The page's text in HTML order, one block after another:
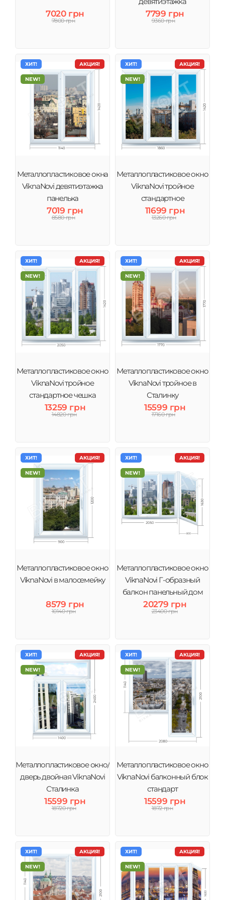
7020 грн
7800 грн
7799 грн
9360 грн
АКЦИЯ!
ХИТ!
NEW!
Металлопластиковое окна
ViknaNovi девятиэтажка
панелька
7019 грн
8580 грн
АКЦИЯ!
ХИТ!
NEW!
Металлопластиковое окно
ViknaNovi тройное
стандартное
11699 грн
13260 грн
АКЦИЯ!
ХИТ!
NEW!
Металлопластиковое окно
ViknaNovi тройное
стандартное чешка
13259 грн
14820 грн
АКЦИЯ!
ХИТ!
NEW!
Металлопластиковое окно
ViknaNovi тройное в
Сталинку
15599 грн
17160 грн
АКЦИЯ!
ХИТ!
NEW!
Металлопластиковое окно
ViknaNovi в малосемейку
8579 грн
10140 грн
АКЦИЯ!
ХИТ!
NEW!
Металлопластиковое окно
ViknaNovi Г-образный
балкон панельный дом
20279 грн
23400 грн
АКЦИЯ!
ХИТ!
NEW!
Металлопластиковое окно/
дверь двойная ViknaNovi
Сталинка
15599 грн
18720 грн
АКЦИЯ!
ХИТ!
NEW!
Металлопластиковое окно
ViknaNovi балконный блок
стандарт
15599 грн
1872 грн
АКЦИЯ!
ХИТ!
NEW!
АКЦИЯ!
ХИТ!
NEW!